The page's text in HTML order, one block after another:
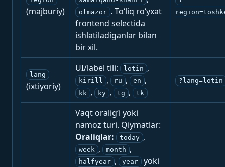
(majburiy) olmazor . To‘liq ro‘yxat
frontend selectida
ishlatiladiganlar bilan
bir xil.
lang
(ixtiyoriy)
UI/label tili: lotin ,
kirill , ru , en ,
kk , ky , tg , tk
?lang=lotin
Vaqt oralig‘i yoki
namoz turi. Qiymatlar:
Oraliqlar:
today ,
week , month ,
halfyear , year
yoki